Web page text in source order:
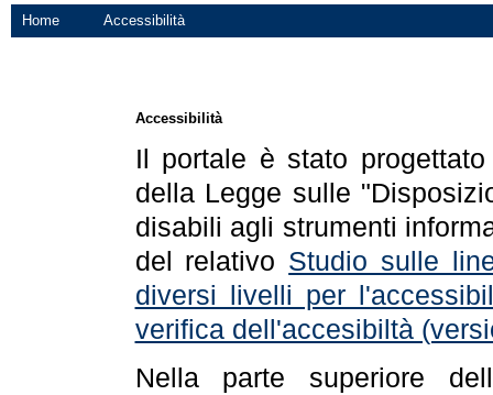
Home Accessibilità
Accessibilità
Il portale è stato
della Legge sulle
disabili agli strumenti
del relativo Studio sulle
diversi livelli per
verifica dell'accesibiltà
Nella parte superiore